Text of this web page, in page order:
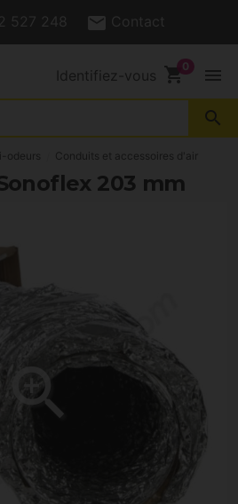
527 248 Contact
Identifiez-vous shopping_cart menu
search
odeurs Conduits et accessoires d'air
203 mm